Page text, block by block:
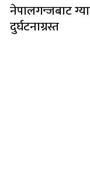
नेपालगन्जबाट
दुर्घटनाग्रस्त